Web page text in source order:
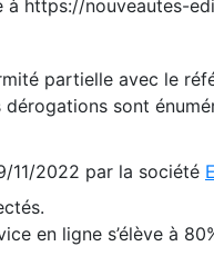
à https://nouveautes-
partielle avec le
sont
11/2022 par la société
en ligne s’élève à